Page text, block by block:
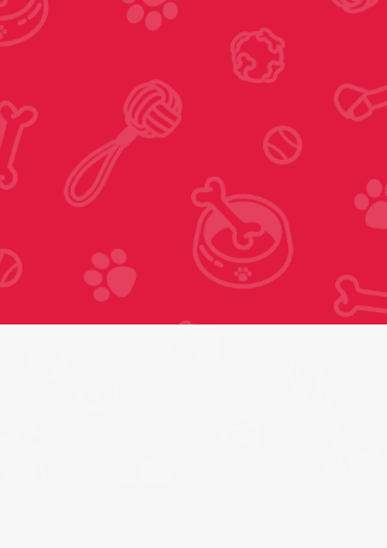
/sign-in?nextPage=%2Fview-